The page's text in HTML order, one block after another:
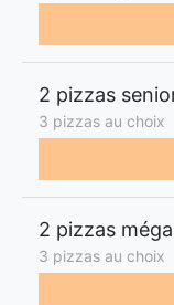
2 pizzas
3 pizzas au choix
2 pizzas
3 pizzas au choix